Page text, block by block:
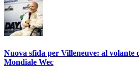
Nuova sfida per Villeneuve: al volante
Mondiale Wec